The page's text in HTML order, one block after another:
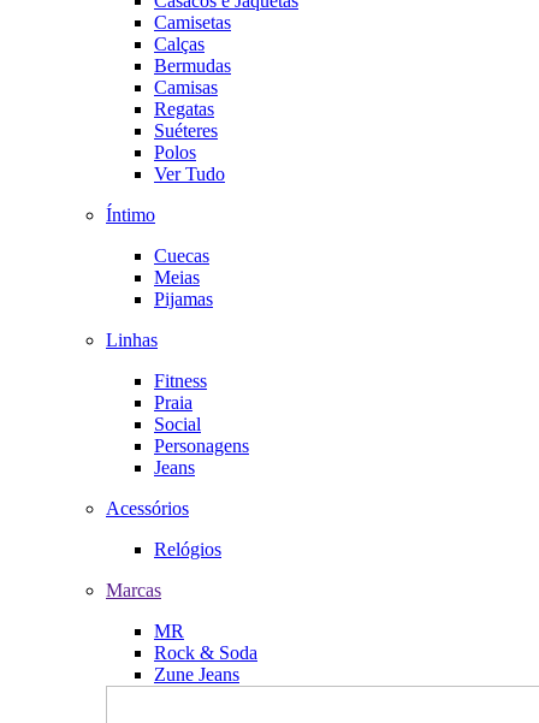
Camisetas
Calças
Bermudas
Camisas
Regatas
Suéteres
Polos
Ver Tudo
Íntimo
Cuecas
Meias
Pijamas
Linhas
Fitness
Praia
Social
Personagens
Jeans
Acessórios
Relógios
Marcas
MR
Rock & Soda
Zune Jeans